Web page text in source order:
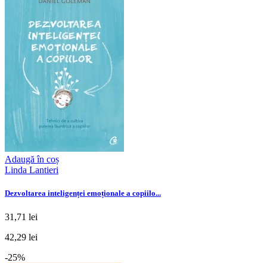
Adaugă în coș
Linda Lantieri
Dezvoltarea inteligenței emoționale a copiilo...
31,71 lei
42,29 lei
-25%